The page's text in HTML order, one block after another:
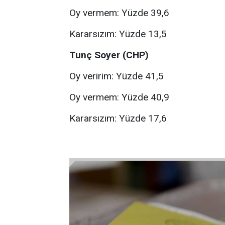
Oy vermem: Yüzde 39,6
Kararsızım: Yüzde 13,5
Tunç Soyer (CHP)
Oy veririm: Yüzde 41,5
Oy vermem: Yüzde 40,9
Kararsızım: Yüzde 17,6